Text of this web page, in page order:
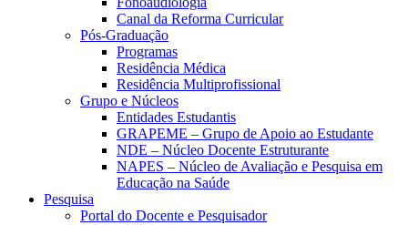
Canal da Reforma Curricular
Pós-Graduação
Programas
Residência Médica
Residência Multiprofissional
Grupo e Núcleos
Entidades Estudantis
GRAPEME – Grupo de Apoio ao Estudante
NDE – Núcleo Docente Estruturante
NAPES – Núcleo de Avaliação e Pesquisa em
Educação na Saúde
Pesquisa
Portal do Docente e Pesquisador